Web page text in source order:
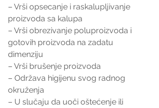
– Vrši opsecanje i raskalupljivanje
proizvoda sa kalupa
– Vrši obrezivanje poluproizvoda i
gotovih proizvoda na zadatu
dimenziju
– Vrši brušenje proizvoda
– Održava higijenu svog radnog
okruženja
– U slučaju da uoči oštećenje ili